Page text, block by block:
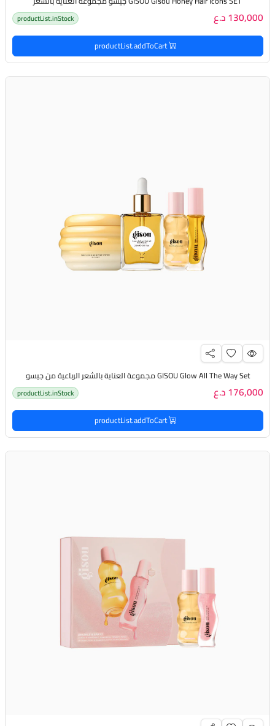
130,000 د.ع productList.inStock
productList.addToCart
GISOU Glow All The Way Set مجموعة العناية بالشعر الرباعية من جيسو
176,000 د.ع productList.inStock
productList.addToCart